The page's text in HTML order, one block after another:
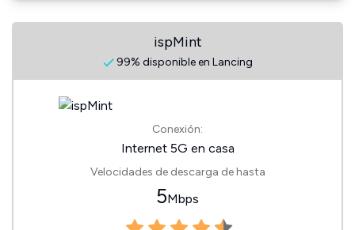
ispMint
99% disponible en Lancing
Conexión:
Internet 5G en casa
Velocidades de descarga de hasta
5Mbps